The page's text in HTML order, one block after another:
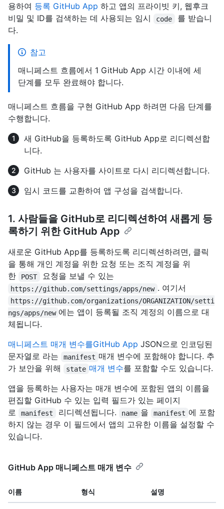
용하여 등록 GitHub App 하고 앱의 프라이빗 키, 웹후크
비밀 및 ID를 검색하는 데 사용되는 임시
code
를 받습니
다.
참고
매니페스트 흐름에서 1 GitHub App 시간 이내에 세
단계를 모두 완료해야 합니다.
매니페스트 흐름을 구현 GitHub App 하려면 다음 단계를
수행합니다.
새 GitHub을 등록하도록 GitHub App로 리디렉션합
니다.
GitHub 는 사용자를 사이트로 다시 리디렉션합니다.
임시 코드를 교환하여 앱 구성을 검색합니다.
1. 사람들을 GitHub로 리디렉션하여 새롭게 등
록하기 위한 GitHub App
새로운 GitHub App를 등록하도록 리디렉션하려면, 클릭
을 통해 개인 계정을 위한 요청 또는 조직 계정을 위
한
POST 요청을 보낼 수 있는
https://github.com/settings/apps/new . 여기서
https://github.com/organizations/ORGANIZATION/setti
ngs/apps/new 에는 앱이 등록될 조직 계정의 이름으로 대
체됩니다.
매니페스트 매개 변수를GitHub App JSON으로 인코딩된
문자열로 라는
manifest 매개 변수에 포함해야 합니다. 추
가 보안을 위해
state 매개 변수를 포함할 수도 있습니다.
앱을 등록하는 사용자는 매개 변수에 포함된 앱의 이름을
편집할 GitHub 수 있는 입력 필드가 있는 페이지
로
manifest 리디렉션됩니다. name 을 manifest 에 포함
하지 않는 경우 이 필드에서 앱의 고유한 이름을 설정할 수
있습니다.
GitHub App 매니페스트 매개 변수
이름 형식 설명